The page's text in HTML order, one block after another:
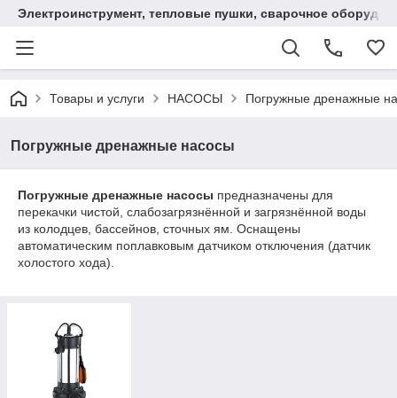
Электроинструмент, тепловые пушки, сварочное
Товары и услуги НАСОСЫ Погружные дренажные
Погружные дренажные насосы
Погружные дренажные насосы предназначены для
перекачки чистой, слабозагрязнённой и загрязнённой воды
из колодцев, бассейнов, сточных ям. Оснащены
автоматическим поплавковым датчиком отключения (датчик
холостого хода).